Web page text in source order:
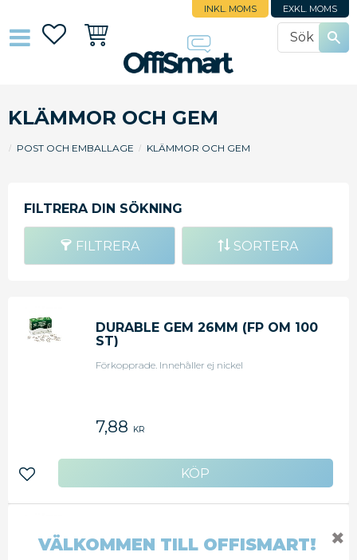
INKL. MOMS EXKL. MOMS
FavoriterKundvagn
KLÄMMOR OCH GEM
POST OCH EMBALLAGE KLÄMMOR OCH GEM
FILTRERA SORTERA
DURABLE GEM 26MM (FP OM 100
ST)
Förkopprade. Innehåller ej nickel
7,88 KR
Lägg till i favoriter
DURABLE GEM 32MM (FP OM 100
ST)
VÄLKOMMEN TILL OFFISMART! ✖